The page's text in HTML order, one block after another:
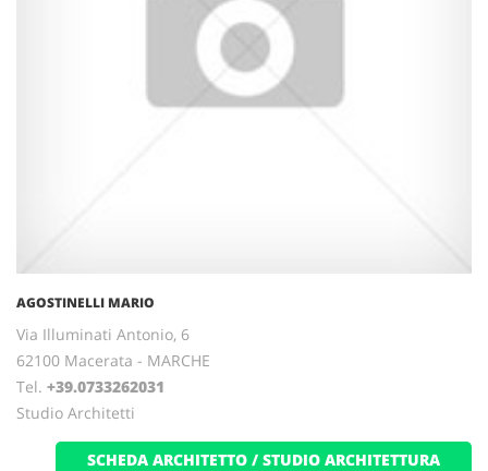
AGOSTINELLI MARIO
Via Illuminati Antonio, 6
62100 Macerata - MARCHE
Tel. +39.0733262031
Studio Architetti
SCHEDA ARCHITETTO / STUDIO ARCHITETTURA